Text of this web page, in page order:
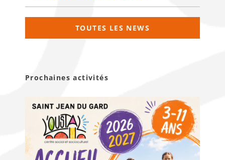
TOUTES LES NEWS
Prochaines activités